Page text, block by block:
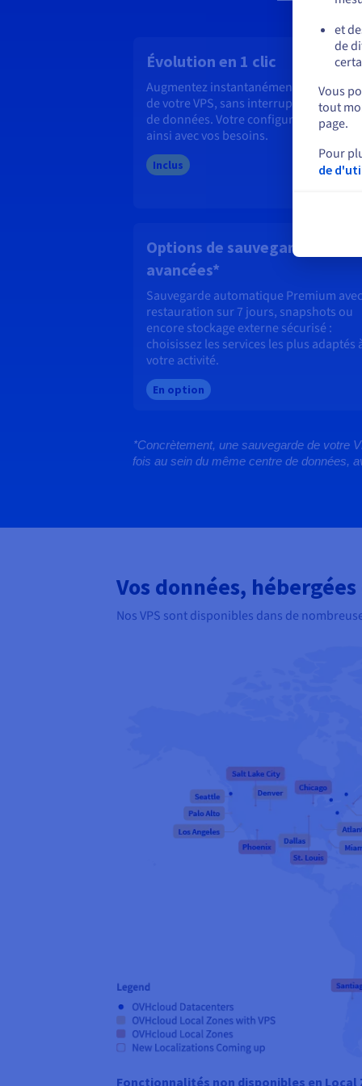
Évolution en 1 clic
Augmentez instantanément les
de votre VPS, sans interruption ni
de données. Votre configuration grandit
ainsi avec vos besoins.
Inclus
Options de sauvegarde
avancées*
Sauvegarde automatique Premium avec
restauration sur 7 jours, snapshots ou
encore stockage externe sécurisé :
choisissez les services les plus adaptés
votre activité.
En option
*Concrètement, une sauvegarde de votre
fois au sein du même centre de données,
Vos données,
Nos VPS sont disponibles dans de
Fonctionnalités non disponibles en Local
et
de
Vous
tout
page.
Pour
de